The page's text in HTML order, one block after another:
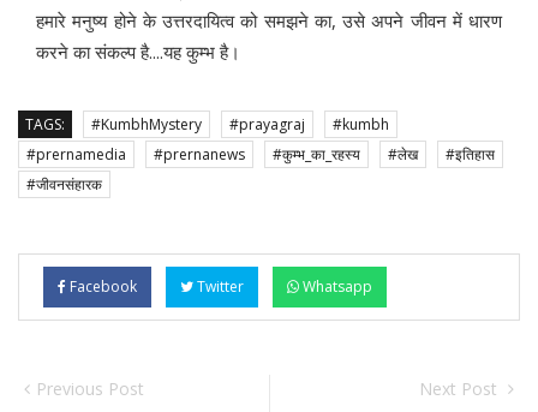
हमारे मनुष्य होने के उत्तरदायित्व को समझने का, उसे अपने जीवन में धारण
करने का संकल्प है....यह कुम्भ है।
TAGS: #KumbhMystery #prayagraj
#kumbh
#prernamedia
#prernanews #कुम्भ_का_रहस्य #लेख
#इतिहास
#जीवनसंहारक
Facebook Twitter Whatsapp
Previous Post Next Post